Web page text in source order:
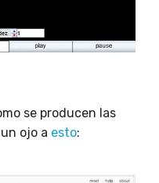
se producen las
ojo a esto: